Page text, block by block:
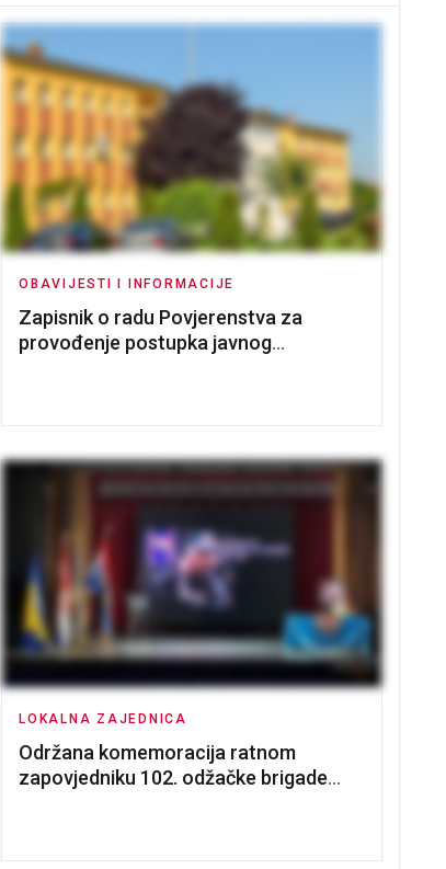
OBAVIJESTI I INFORMACIJE
Zapisnik o radu Povjerenstva za
provođenje postupka javnog
LOKALNA ZAJEDNICA
Održana komemoracija ratnom
zapovjedniku 102. odžačke brigade